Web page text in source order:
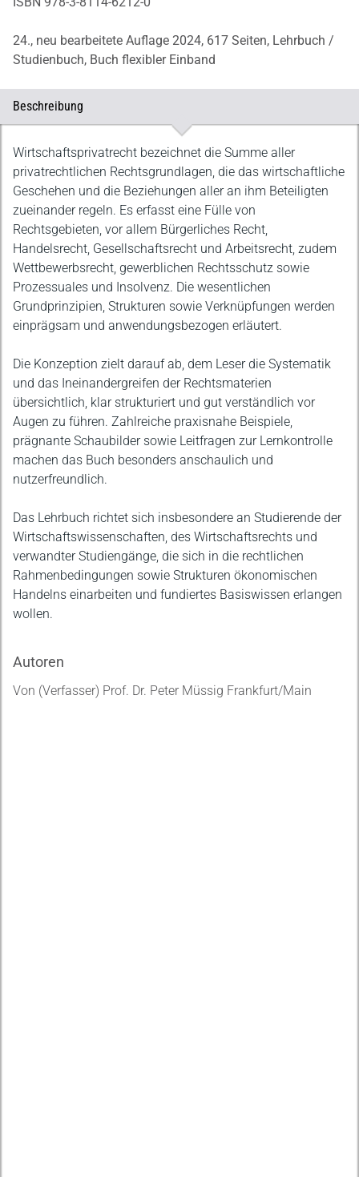
24., neu bearbeitete Auflage 2024, 617 Seiten, Lehrbuch /
Studienbuch, Buch flexibler Einband
Beschreibung
Beschreibung
Wirtschaftsprivatrecht bezeichnet die Summe aller
privatrechtlichen Rechtsgrundlagen, die das wirtschaftliche
Geschehen und die Beziehungen aller an ihm Beteiligten
zueinander regeln. Es erfasst eine Fülle von
Rechtsgebieten, vor allem Bürgerliches Recht,
Handelsrecht, Gesellschaftsrecht und Arbeitsrecht, zudem
Wettbewerbsrecht, gewerblichen Rechtsschutz sowie
Prozessuales und Insolvenz. Die wesentlichen
Grundprinzipien, Strukturen sowie Verknüpfungen werden
einprägsam und anwendungsbezogen erläutert.
Die Konzeption zielt darauf ab, dem Leser die Systematik
und das Ineinandergreifen der Rechtsmaterien
übersichtlich, klar strukturiert und gut verständlich vor
Augen zu führen. Zahlreiche praxisnahe Beispiele,
prägnante Schaubilder sowie Leitfragen zur Lernkontrolle
machen das Buch besonders anschaulich und
nutzerfreundlich.
Das Lehrbuch richtet sich insbesondere an Studierende der
Wirtschaftswissenschaften, des Wirtschaftsrechts und
verwandter Studiengänge, die sich in die rechtlichen
Rahmenbedingungen sowie Strukturen ökonomischen
Handelns einarbeiten und fundiertes Basiswissen erlangen
wollen.
Autoren
Von (Verfasser) Prof. Dr. Peter Müssig Frankfurt/Main